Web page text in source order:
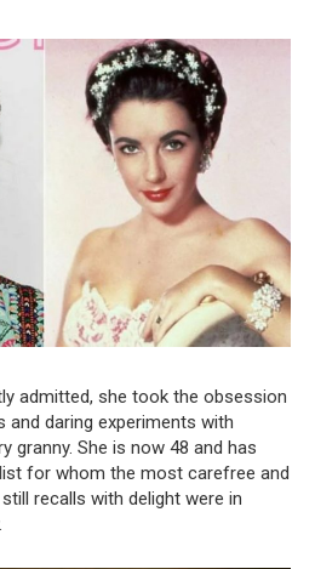
admitted, she took the obsession
daring experiments with
granny. She is now 48 and has
for whom the most carefree and
recalls with delight were in